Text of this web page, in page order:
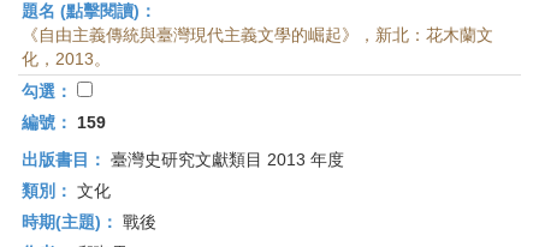
題名 (點擊閱讀)：
《自由主義傳統與臺灣現代主義文學的崛起》，新北：花木蘭文
化，2013。
勾選：
編號：
159
出版書目： 臺灣史研究文獻類目 2013 年度
類別： 文化
時期(主題)： 戰後